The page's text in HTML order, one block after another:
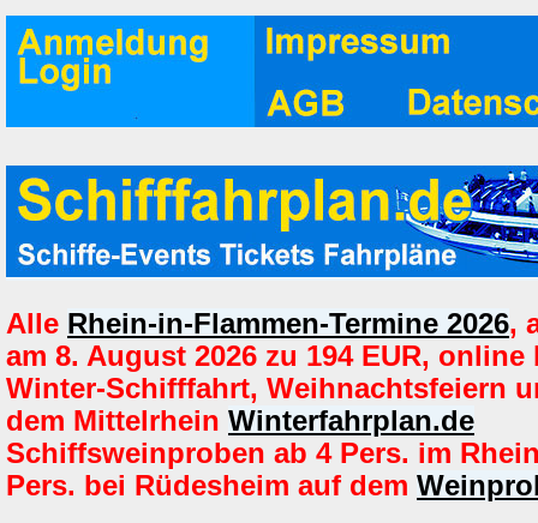
Alle Rhein-in-Flammen-Termine 2026,
am 8. August 2026 zu 194 EUR, online
Winter-Schifffahrt, Weihnachtsfeiern
dem Mittelrhein Winterfahrplan.de
Schiffsweinproben ab 4 Pers. im
Pers. bei Rüdesheim auf dem